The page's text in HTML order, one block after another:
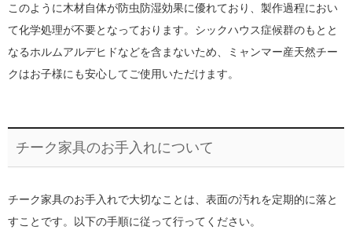
このように木材自体が防虫防湿効果に優れており、製作過程におい
て化学処理が不要となっております。シックハウス症候群のもとと
なるホルムアルデヒドなどを含まないため、ミャンマー産天然チー
クはお子様にも安心してご使用いただけます。
チーク家具のお手入れについて
チーク家具のお手入れで大切なことは、表面の汚れを定期的に落と
すことです。以下の手順に従って行ってください。